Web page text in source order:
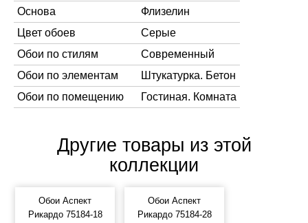
Основа
Флизелин
Цвет обоев
Серые
Обои по стилям
Современный
Обои по элементам
Штукатурка. Бетон
Обои по помещению
Гостиная. Комната
Другие товары из этой
коллекции
Обои Аспект
Рикардо 75184-18
Обои Аспект
Рикардо 75184-28